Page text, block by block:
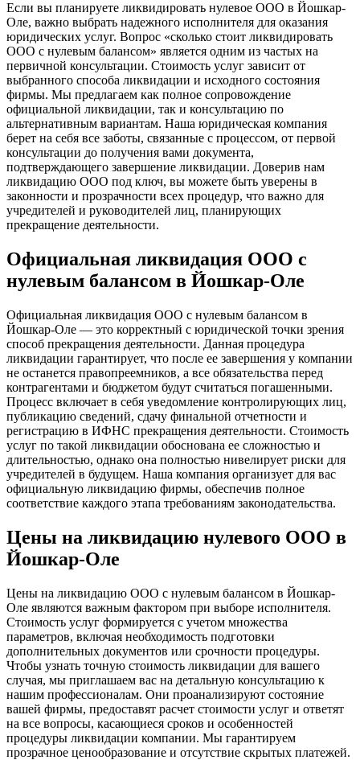
Если вы планируете ликвидировать нулевое ООО в Йошкар-
Оле, важно выбрать надежного исполнителя для оказания
юридических услуг. Вопрос «сколько стоит ликвидировать
ООО с нулевым балансом» является одним из частых на
первичной консультации. Стоимость услуг зависит от
выбранного способа ликвидации и исходного состояния
фирмы. Мы предлагаем как полное сопровождение
официальной ликвидации, так и консультацию по
альтернативным вариантам. Наша юридическая компания
берет на себя все заботы, связанные с процессом, от первой
консультации до получения вами документа,
подтверждающего завершение ликвидации. Доверив нам
ликвидацию ООО под ключ, вы можете быть уверены в
законности и прозрачности всех процедур, что важно для
учредителей и руководителей лиц, планирующих
прекращение деятельности.
Официальная ликвидация ООО с
нулевым балансом в Йошкар-Оле
Официальная ликвидация ООО с нулевым балансом в
Йошкар-Оле — это корректный с юридической точки зрения
способ прекращения деятельности. Данная процедура
ликвидации гарантирует, что после ее завершения у компании
не останется правопреемников, а все обязательства перед
контрагентами и бюджетом будут считаться погашенными.
Процесс включает в себя уведомление контролирующих лиц,
публикацию сведений, сдачу финальной отчетности и
регистрацию в ИФНС прекращения деятельности. Стоимость
услуг по такой ликвидации обоснована ее сложностью и
длительностью, однако она полностью нивелирует риски для
учредителей в будущем. Наша компания организует для вас
официальную ликвидацию фирмы, обеспечив полное
соответствие каждого этапа требованиям законодательства.
Цены на ликвидацию нулевого ООО в
Йошкар-Оле
Цены на ликвидацию ООО с нулевым балансом в Йошкар-
Оле являются важным фактором при выборе исполнителя.
Стоимость услуг формируется с учетом множества
параметров, включая необходимость подготовки
дополнительных документов или срочности процедуры.
Чтобы узнать точную стоимость ликвидации для вашего
случая, мы приглашаем вас на детальную консультацию к
нашим профессионалам. Они проанализируют состояние
вашей фирмы, предоставят расчет стоимости услуг и ответят
на все вопросы, касающиеся сроков и особенностей
процедуры ликвидации компании. Мы гарантируем
прозрачное ценообразование и отсутствие скрытых платежей.